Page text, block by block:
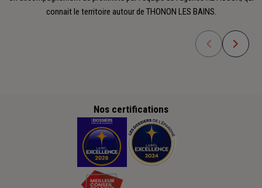
connait le territoire autour de THONON LES BAINS.
Nos certifications